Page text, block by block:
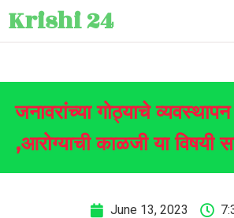
Krishi 24
जनावरांच्या गोठ्याचे
,आरोग्याची काळजी या विषयी
June 13, 2023